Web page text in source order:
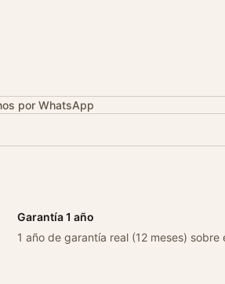
por WhatsApp
Garantía 1 año
1 año de garantía real (12 meses) sobre